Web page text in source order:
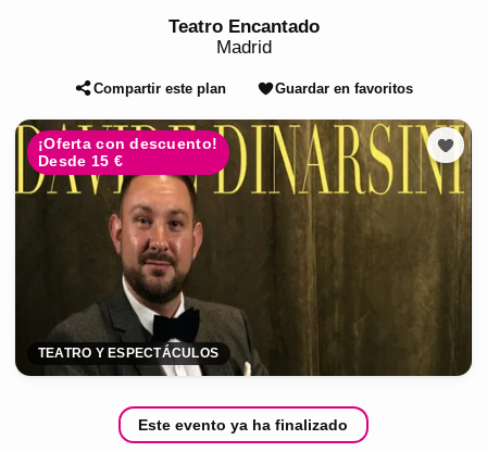
Teatro Encantado
Madrid
Compartir este plan Guardar en favoritos
¡Oferta con descuento!
Desde 15 €
TEATRO Y ESPECTÁCULOS
Este evento ya ha finalizado